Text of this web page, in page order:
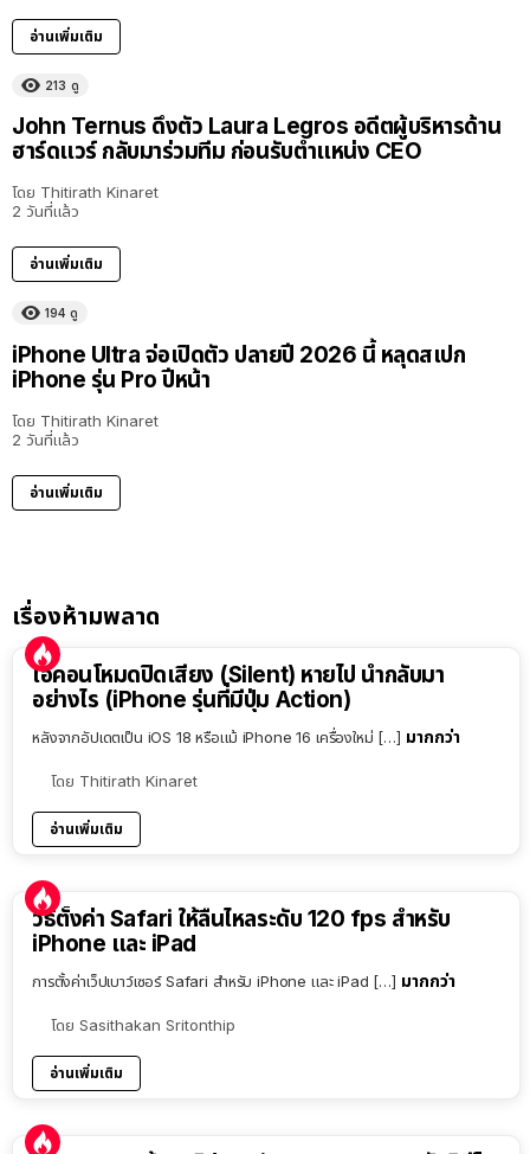
อ่านเพิ่มเติม
213 ดู
John Ternus ดึงตัว Laura Legros อดีตผู้บริหารด้าน
ฮาร์ดแวร์ กลับมาร่วมทีม ก่อนรับตำแหน่ง CEO
โดย Thitirath Kinaret
2 วันที่แล้ว
อ่านเพิ่มเติม
194 ดู
iPhone Ultra จ่อเปิดตัว ปลายปี 2026 นี้ หลุดสเปก
iPhone รุ่น Pro ปีหน้า
โดย Thitirath Kinaret
2 วันที่แล้ว
อ่านเพิ่มเติม
เรื่องห้ามพลาด
ไอคอนโหมดปิดเสียง (Silent) หายไป นำกลับมา
อย่างไร (iPhone รุ่นที่มีปุ่ม Action)
หลังจากอัปเดตเป็น iOS 18 หรือแม้ iPhone 16 เครื่องใหม่ […] มากกว่า
โดย Thitirath Kinaret
อ่านเพิ่มเติม
วิธีตั้งค่า Safari ให้ลื่นไหลระดับ 120 fps สำหรับ
iPhone และ iPad
การตั้งค่าเว็ปเบาว์เซอร์ Safari สำหรับ iPhone และ iPad […] มากกว่า
โดย Sasithakan Sritonthip
อ่านเพิ่มเติม